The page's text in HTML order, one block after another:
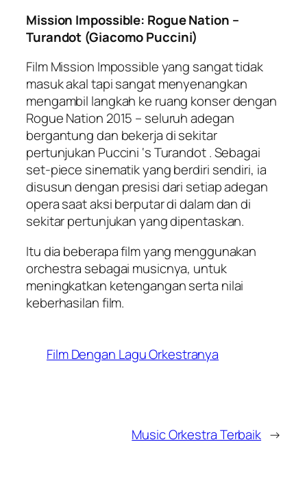
Mission Impossible: Rogue Nation –
Turandot (Giacomo Puccini)
Film Mission Impossible yang sangat tidak
masuk akal tapi sangat menyenangkan
mengambil langkah ke ruang konser dengan
Rogue Nation 2015 – seluruh adegan
bergantung dan bekerja di sekitar
pertunjukan Puccini ‘s Turandot . Sebagai
set-piece sinematik yang berdiri sendiri, ia
disusun dengan presisi dari setiap adegan
opera saat aksi berputar di dalam dan di
sekitar pertunjukan yang dipentaskan.
Itu dia beberapa film yang menggunakan
orchestra sebagai musicnya, untuk
meningkatkan ketengangan serta nilai
keberhasilan film.
Film Dengan Lagu Orkestranya
Music Orkestra Terbaik →